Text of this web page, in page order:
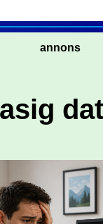
annons